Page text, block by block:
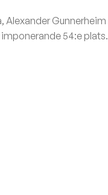
Alexander Gunnerheim
54:e plats.